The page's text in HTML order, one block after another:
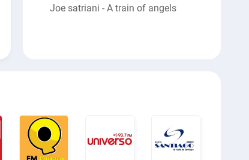
Joe satriani - A train of angels